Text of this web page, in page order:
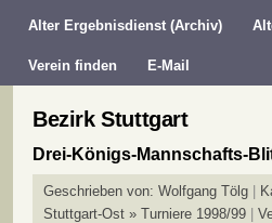
Alter Ergebnisdienst (Archiv)
Verein finden E-Mail
Bezirk Stuttgart
Drei-Königs-Mannschafts-
Geschrieben von: Wolfgang Tölg
Stuttgart-Ost » Turniere 1998/99